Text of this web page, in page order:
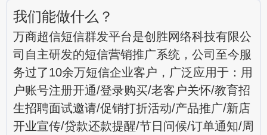
我们能做什么？
万商超信短信群发平台是创胜网络科技有限公
司自主研发的短信营销推广系统，公司至今服
务过了10余万短信企业客户，广泛应用于：用
户账号注册开通/登录购买/老客户关怀/教育招
生招聘面试邀请/促销打折活动/产品推广/新店
开业宣传/贷款还款提醒/节日问候/订单通知/周